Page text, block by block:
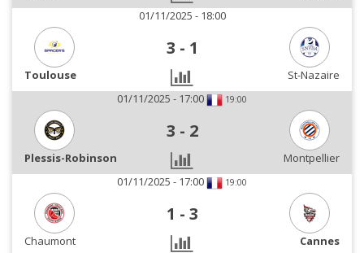
01/11/2025 - 18:00
3 - 1
Toulouse
St-Nazaire
01/11/2025 - 17:00
19:00
3 - 2
Plessis-Robinson
Montpellier
01/11/2025 - 17:00
19:00
1 - 3
Chaumont
Cannes